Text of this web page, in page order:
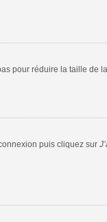
pour réduire la taille de
puis cliquez sur